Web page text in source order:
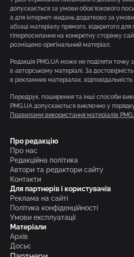
допускається за умови обов’язкового
а для інтернет-видань додатково за
абзаці матеріалу прямого, відкритого
гіперпосилання на конкретну сторінку
розміщено оригінальний матеріал.
Редакція PMG.UA може не поділяти точку
в авторському матеріалі. За
в рекламних матеріалах,
Передрук, поширення та інші способи
PMG.UA допускаються виключно у
Правилами використання матеріалів
Про редакцію
Про нас
Редакційна політика
Автори та редактори сайту
Контакти
Для партнерів і користувачів
Реклама на сайті
Політика конфіденційності
Умови експлуатації
Матеріали
Архів
Досьє